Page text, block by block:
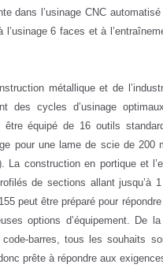
dans l’usinage CNC
6 faces et à
métallique et de
des cycles d’usinage
équipé de 16 outils
pour une lame de scie de 200
construction en portique et
de sections allant jusqu’à
peut être préparé pour
options d’équipement. De
barres, tous les souhaits
prête à répondre aux